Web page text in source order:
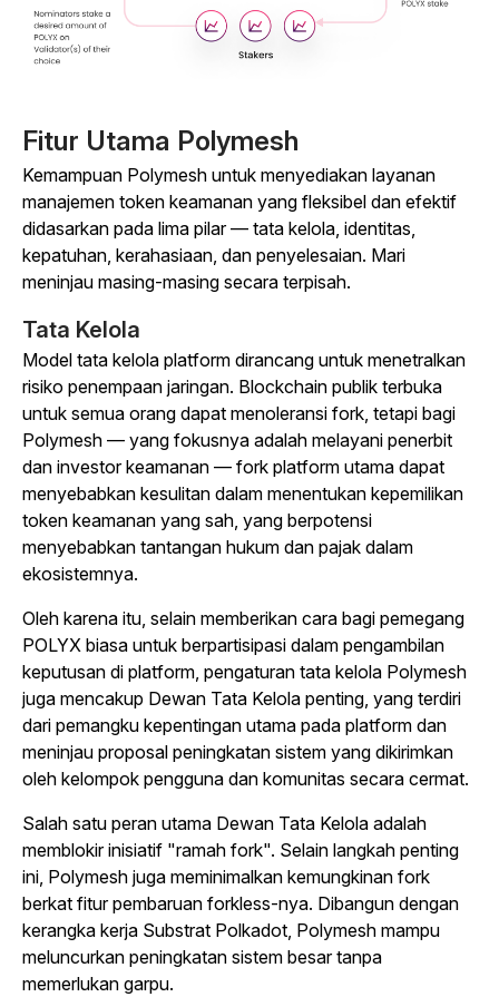
Fitur Utama Polymesh
Kemampuan Polymesh untuk menyediakan layanan
manajemen token keamanan yang fleksibel dan efektif
didasarkan pada lima pilar — tata kelola, identitas,
kepatuhan, kerahasiaan, dan penyelesaian. Mari
meninjau masing-masing secara terpisah.
Tata Kelola
Model tata kelola platform dirancang untuk menetralkan
risiko penempaan jaringan. Blockchain publik terbuka
untuk semua orang dapat menoleransi fork, tetapi bagi
Polymesh — yang fokusnya adalah melayani penerbit
dan investor keamanan — fork platform utama dapat
menyebabkan kesulitan dalam menentukan kepemilikan
token keamanan yang sah, yang berpotensi
menyebabkan tantangan hukum dan pajak dalam
ekosistemnya.
Oleh karena itu, selain memberikan cara bagi pemegang
POLYX biasa untuk berpartisipasi dalam pengambilan
keputusan di platform, pengaturan tata kelola Polymesh
juga mencakup Dewan Tata Kelola penting, yang terdiri
dari pemangku kepentingan utama pada platform dan
meninjau proposal peningkatan sistem yang dikirimkan
oleh kelompok pengguna dan komunitas secara cermat.
Salah satu peran utama Dewan Tata Kelola adalah
memblokir inisiatif "ramah fork". Selain langkah penting
ini, Polymesh juga meminimalkan kemungkinan fork
berkat fitur pembaruan forkless-nya. Dibangun dengan
kerangka kerja Substrat Polkadot, Polymesh mampu
meluncurkan peningkatan sistem besar tanpa
memerlukan garpu.